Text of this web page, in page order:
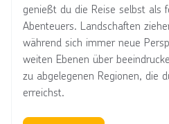
genießt du die Reise selbst als
Abenteuers. Landschaften
während sich immer neue
weiten Ebenen über
zu abgelegenen Regionen, die
erreichst.